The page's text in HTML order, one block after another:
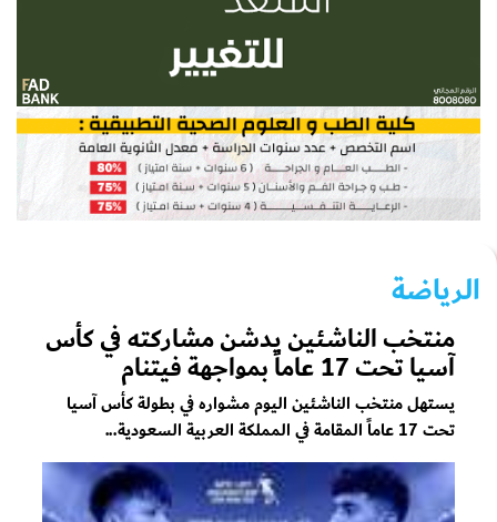
الرياضة
منتخب الناشئين يدشن مشاركته في كأس
آسيا تحت 17 عاماً بمواجهة فيتنام
يستهل منتخب الناشئين اليوم مشواره في بطولة كأس آسيا
تحت 17 عاماً المقامة في المملكة العربية السعودية...